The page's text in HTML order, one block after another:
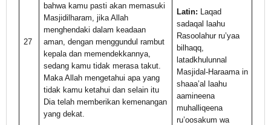
27
bahwa kamu pasti akan memasuki
Masjidilharam, jika Allah
menghendaki dalam keadaan
aman, dengan menggundul rambut
kepala dan memendekkannya,
sedang kamu tidak merasa takut.
Maka Allah mengetahui apa yang
tidak kamu ketahui dan selain itu
Dia telah memberikan kemenangan
yang dekat.
Latin: Laqad
sadaqal laahu
Rasoolahur ru’yaa
bilhaqq,
latadkhulunnal
Masjidal-Haraama in
shaaa’al laahu
aamineena
muhalliqeena
ru’oosakum wa